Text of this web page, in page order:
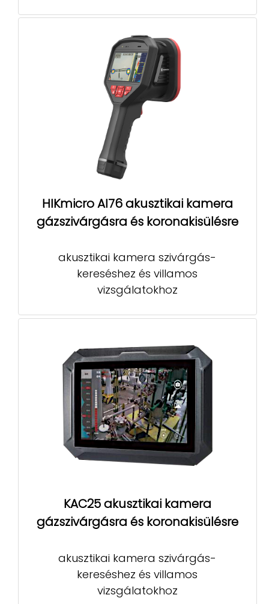
HIKmicro AI76 akusztikai kamera
gázszivárgásra és koronakisülésre
akusztikai kamera szivárgás-
kereséshez és villamos
vizsgálatokhoz
KAC25 akusztikai kamera
gázszivárgásra és koronakisülésre
akusztikai kamera szivárgás-
kereséshez és villamos
vizsgálatokhoz